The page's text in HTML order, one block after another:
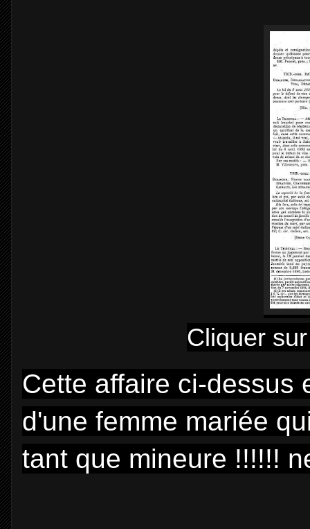
Cliquer
Cette affaire ci-dessus
d'une femme mariée
tant que mineure !!!!!!